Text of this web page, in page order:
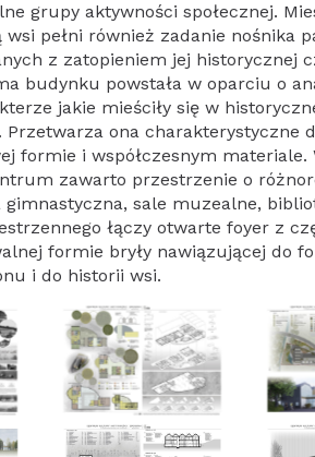
grupy aktywności społecznej.
pełni również zadanie nośnika
z zatopieniem jej historycznej
budynku powstała w oparciu o
jakie mieściły się w
Przetwarza ona charakterystyczne
formie i współczesnym
zawarto przestrzenie o
gimnastyczna, sale muzealne,
łączy otwarte foyer z
formie bryły nawiązującej do
i do historii wsi.